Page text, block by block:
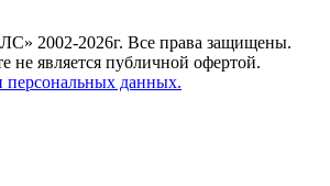
2002-2026г. Все права защищены.
не является публичной офертой.
персональных данных.